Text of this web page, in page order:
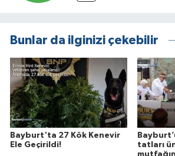
Bunlar da ilginizi çekebilir
Bayburt'ta 27 Kök Kenevir
Ele Geçirildi!
tatları